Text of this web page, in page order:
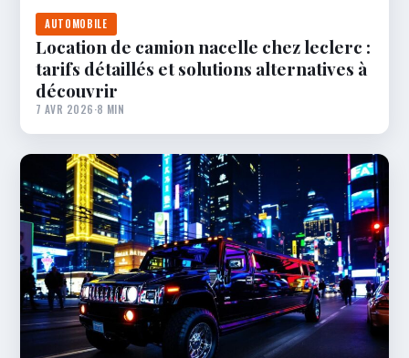
AUTOMOBILE
Location de camion nacelle chez leclerc :
tarifs détaillés et solutions alternatives à
découvrir
7 AVR 2026·8 MIN